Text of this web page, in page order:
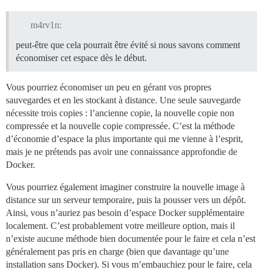
m4rv1n:
peut-être que cela pourrait être évité si nous savons comment
économiser cet espace dès le début.
Vous pourriez économiser un peu en gérant vos propres
sauvegardes et en les stockant à distance. Une seule sauvegarde
nécessite trois copies : l’ancienne copie, la nouvelle copie non
compressée et la nouvelle copie compressée. C’est la méthode
d’économie d’espace la plus importante qui me vienne à l’esprit,
mais je ne prétends pas avoir une connaissance approfondie de
Docker.
Vous pourriez également imaginer construire la nouvelle image à
distance sur un serveur temporaire, puis la pousser vers un dépôt.
Ainsi, vous n’auriez pas besoin d’espace Docker supplémentaire
localement. C’est probablement votre meilleure option, mais il
n’existe aucune méthode bien documentée pour le faire et cela n’est
généralement pas pris en charge (bien que davantage qu’une
installation sans Docker). Si vous m’embauchiez pour le faire, cela